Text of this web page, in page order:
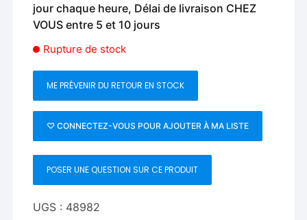
jour chaque heure, Délai de livraison CHEZ
VOUS entre 5 et 10 jours
Rupture de stock
ME PRÉVENIR DU RETOUR EN STOCK
♡ CONNECTEZ-VOUS POUR AJOUTER À MA LISTE
POSER UNE QUESTION SUR CE PRODUIT
UGS : 48982